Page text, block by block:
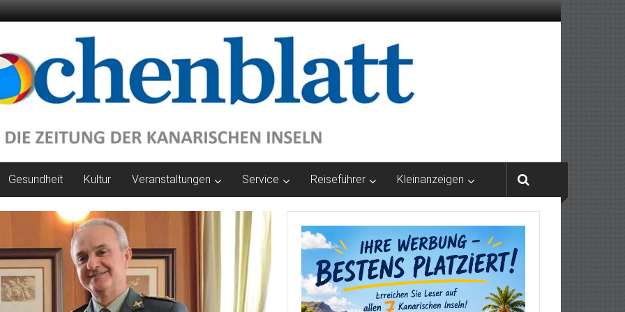
Gesundheit Kultur Veranstaltungen Service Reiseführer Kleinanzeigen